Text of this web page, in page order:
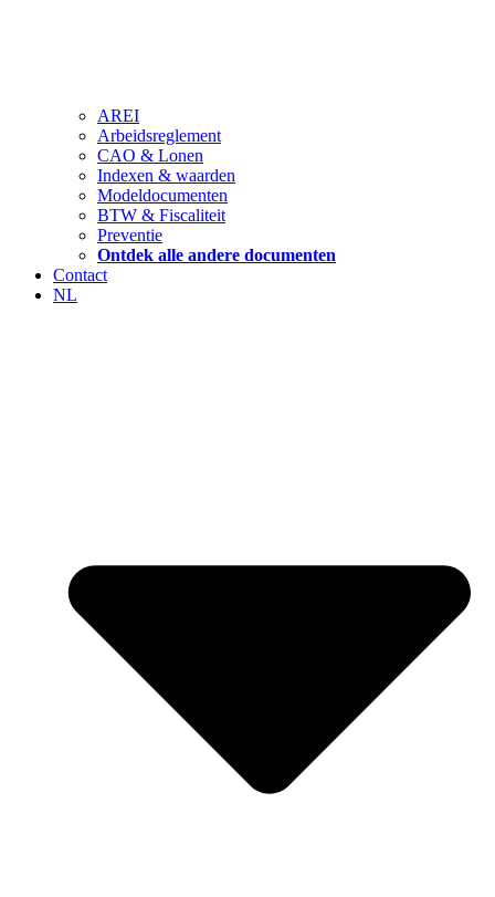
AREI
Arbeidsreglement
CAO & Lonen
Indexen & waarden
Modeldocumenten
BTW & Fiscaliteit
Preventie
Ontdek alle andere documenten
Contact
NL